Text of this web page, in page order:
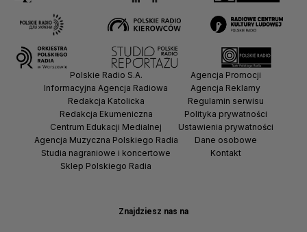
Znajdziesz nas na
Polskie Radio S.A.
Informacyjna Agencja Radiowa
Redakcja Katolicka
Redakcja Ekumeniczna
Centrum Edukacji Medialnej
Agencja Muzyczna Polskiego Radia
Studia nagraniowe i koncertowe
Sklep Polskiego Radia
Agencja Promocji
Agencja Reklamy
Regulamin serwisu
Polityka prywatności
Ustawienia prywatności
Dane osobowe
Kontakt